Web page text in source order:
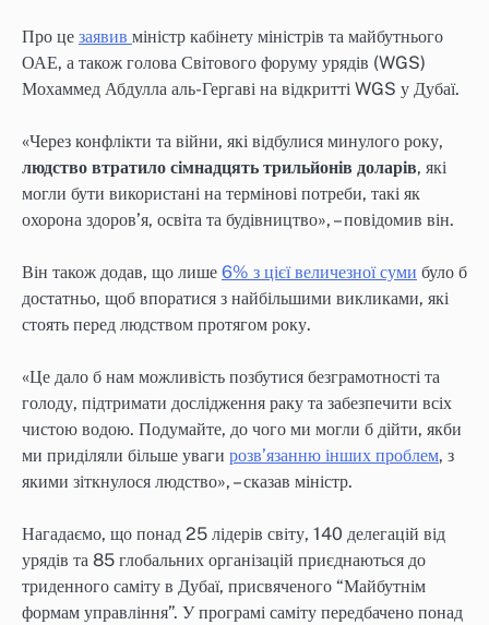
Про це заявив міністр кабінету міністрів та майбутнього
ОАЕ, а також голова Світового форуму урядів (WGS)
Мохаммед Абдулла аль-Гергаві на відкритті WGS у Дубаї.
«Через конфлікти та війни, які відбулися минулого року,
людство втратило сімнадцять трильйонів доларів, які
могли бути використані на термінові потреби, такі як
охорона здоров’я, освіта та будівництво», – повідомив він.
Він також додав, що лише 6% з цієї величезної суми було б
достатньо, щоб впоратися з найбільшими викликами, які
стоять перед людством протягом року.
«Це дало б нам можливість позбутися безграмотності та
голоду, підтримати дослідження раку та забезпечити всіх
чистою водою. Подумайте, до чого ми могли б дійти, якби
ми приділяли більше уваги розв’язанню інших проблем, з
якими зіткнулося людство», – сказав міністр.
Нагадаємо, що понад 25 лідерів світу, 140 делегацій від
урядів та 85 глобальних організацій приєднаються до
триденного саміту в Дубаї, присвяченого “Майбутнім
формам управління”. У програмі саміту передбачено понад